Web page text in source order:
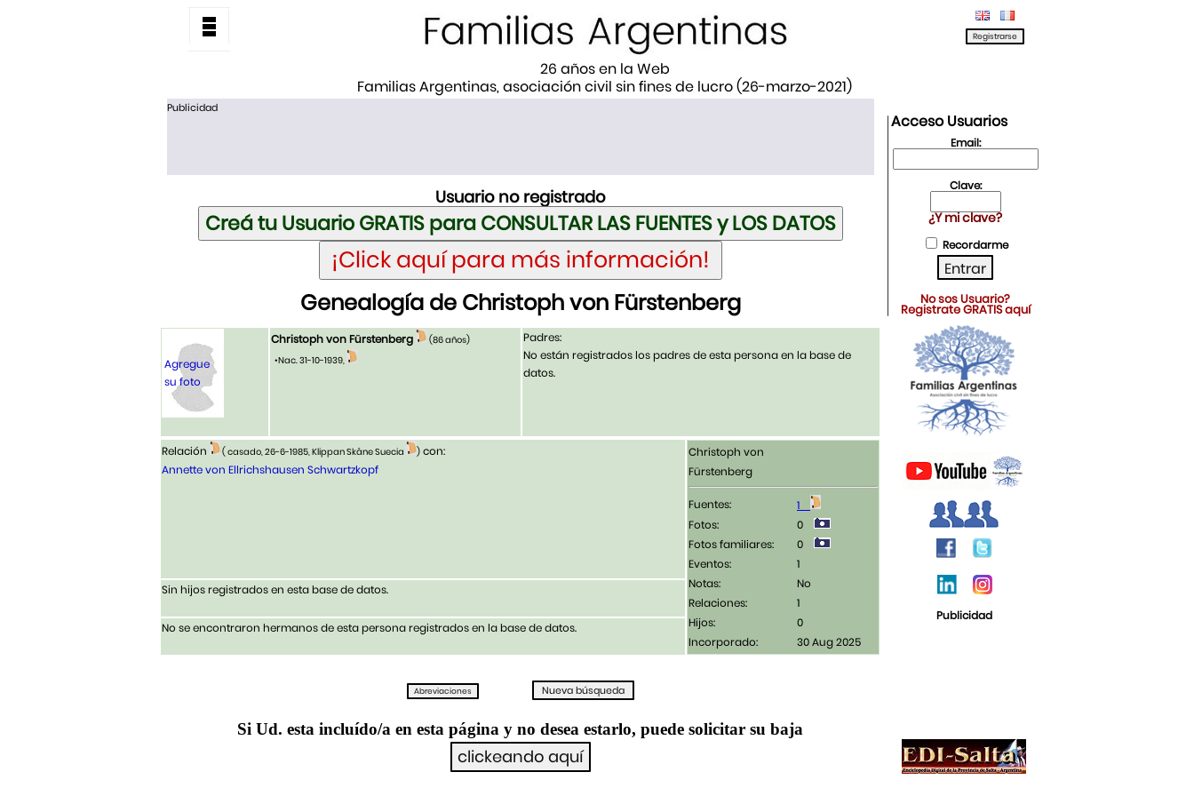
26 años en la Web
Familias Argentinas, asociación civil sin fines de lucro (26-marzo-2021)
Publicidad
Usuario no registrado
Genealogía de Christoph von Fürstenberg
Agregue
su foto
Christoph von Fürstenberg
(86 años)
•Nac. 31-10-1939,
Padres:
No están registrados los padres de esta persona en la base de
datos.
Relación ( casado, 26-6-1985, Klippan Skåne Suecia ) con:
Annette von Ellrichshausen Schwartzkopf
Christoph von
Fürstenberg
Fuentes:
1
Fotos:
0
Fotos familiares:
0
Eventos:
1
Notas:
No
Relaciones:
1
Hijos:
0
Incorporado:
30 Aug 2025
Sin hijos registrados en esta base de datos.
No se encontraron hermanos de esta persona registrados en la base de datos.
Si Ud. esta incluído/a en esta página y no desea estarlo, puede solicitar su baja
Acceso Usuarios
Email:
Clave:
¿Y mi clave?
Recordarme
No sos Usuario?
Registrate GRATIS aquí
Publicidad